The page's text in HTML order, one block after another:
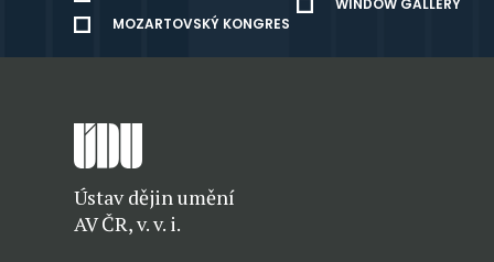
MOZARTOVSKÝ KONGRES
WINDOW GALLERY
Ústav dějin umění
AV ČR, v. v. i.